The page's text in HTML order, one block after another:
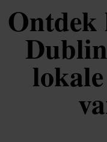
Ontdek